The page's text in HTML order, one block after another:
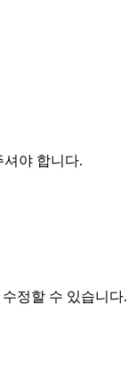
셔야 합니다.
정할 수 있습니다.